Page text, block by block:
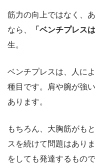
筋力の向上ではなく、
なら、
「ベンチプレス
生。
ベンチプレスは、人に
種目です。肩や腕が強
あります。
もちろん、大胸筋がも
スを続けて問題はあり
をしても発達するもので